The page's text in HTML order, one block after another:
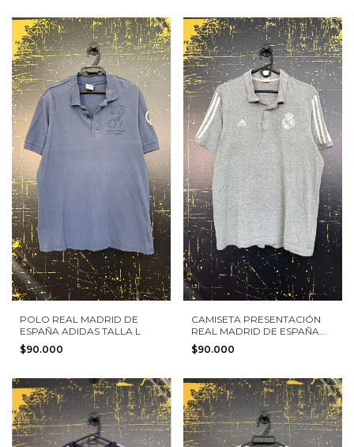
POLO REAL MADRID DE
ESPAÑA ADIDAS TALLA L
$90.000
CAMISETA PRESENTACIÓN
REAL MADRID DE ESPAÑA
2016 ADIDAS TALLA M
$90.000